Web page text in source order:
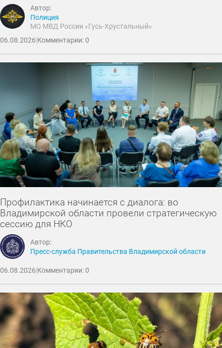
Автор:
Полиция
МО МВД России «Гусь-Хрустальный»
06.08.2026|Комментарии: 0
Профилактика начинается с диалога: во
Владимирской области провели стратегическую
сессию для НКО
Автор:
Пресс-служба Правительства Владимирской области
06.08.2026|Комментарии: 0